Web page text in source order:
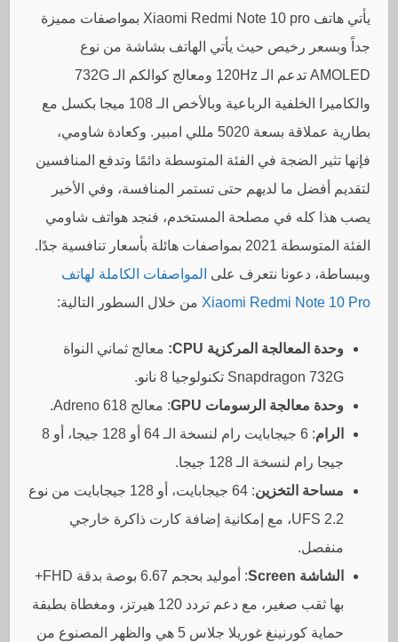
يأتي هاتف Xiaomi Redmi Note 10 pro بمواصفات مميزة
جداً وبسعر رخيص حيث يأتي الهاتف بشاشة من نوع
AMOLED تدعم الـ 120Hz ومعالج كوالكم الـ 732G
والكاميرا الخلفية الرباعية وبالأخص الـ 108 ميجا بكسل مع
بطارية عملاقة بسعة 5020 مللي امبير. وكعادة شاومي،
فإنها تثير الضجة في الفئة المتوسطة دائمًا وتدفع المنافسين
لتقديم أفضل ما لديهم حتى تستمر المنافسة، وفي الأخير
يصب هذا كله في مصلحة المستخدم، فنجد هواتف شاومي
الفئة المتوسطة 2021 بمواصفات هائلة بأسعار تنافسية جدًا.
وببساطة، دعونا نتعرف على المواصفات الكاملة لهاتف
Xiaomi Redmi Note 10 Pro من خلال السطور التالية:
وحدة المعالجة المركزية CPU:
معالج ثماني النواة
Snapdragon 732G تكنولوجيا 8 نانو.
وحدة معالجة الرسومات GPU
: معالج Adreno 618.
الرام
: 6 جيجابايت رام لنسخة الـ 64 أو 128 جيجا، أو 8
جيجا رام لنسخة الـ 128 جيجا.
مساحة التخزين
: 64 جيجابايت، أو 128 جيجابايت من نوع
UFS 2.2، مع إمكانية إضافة كارت ذاكرة خارجي
منفصل.
الشاشة Screen
: أموليد بحجم 6.67 بوصة بدقة FHD+
بها ثقب صغير، مع دعم تردد 120 هيرتز، ومغطاة بطبقة
حماية كورنينغ غوريلا جلاس 5 هي والظهر المصنوع من